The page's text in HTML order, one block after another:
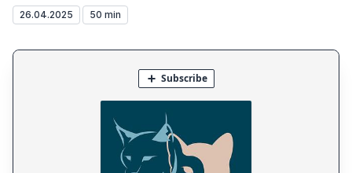
26.04.2025 50 min